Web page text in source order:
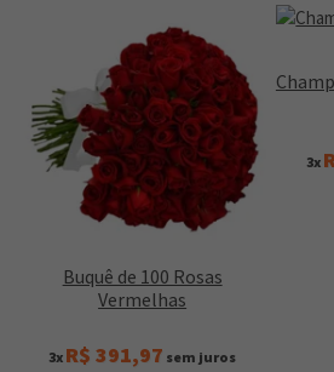
Buquê de 100 Rosas
Vermelhas
3x R$ 391,97 sem juros
3x